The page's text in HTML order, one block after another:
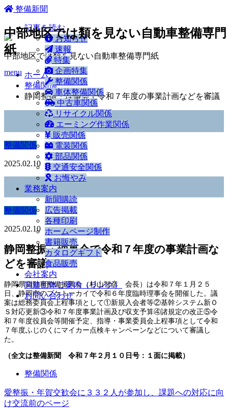
ホーム
記事を読む
お知らせ
速報
特集
企画特集
整備関係
車体整備関係
中古車関係
リサイクル関係
エーミング作業関係
販売関係
電装関係
部品関係
交通安全関係
お悔やみ
業務案内
新聞購読
広告掲載
各種印刷
ホームページ制作
書籍販売
カタログギフト
食品販売
会社案内
関連団体ご案内（リンク）
お問い合わせ
整備新聞
中部地区では類を見ない自動車整備専門
紙
menu
中部地区では類を見ない自動車整備専門紙
ホーム
整備関係
静岡整振・理事会で令和７年度の事業計画などを審議
整備関係
2025.02.10
整備関係
2025.02.10
静岡整振・理事会で令和７年度の事業計画な
どを審議
静岡県自動車整備振興会（杉山智彦 会長）は令和７年１月２５
日、静岡市のブケトーカイで令和６年度臨時理事会を開催した。議
案は総務委員会上程事項として①新規入会者等②基幹システム新Ｏ
Ｓ対応更新③令和７年度事業計画及び収支予算④諸規定の改正⑤令
和７年度役員会等開催予定、指導・事業委員会上程事項として令和
７年度ふじのくにマイカー点検キャンペーンなどについて審議し
た。
（全文は整備新聞 令和７年２月１０日号：１面に掲載）
整備関係
愛整振・年賀交歓会に３３２人が参加し、課題への対応に向
け交流前のページ